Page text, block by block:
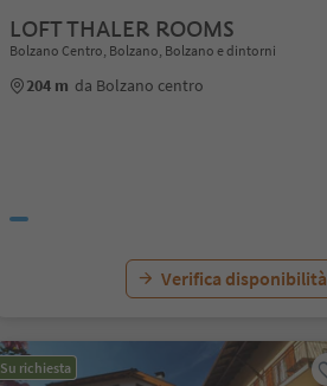
LOFT THALER ROOMS
Bolzano Centro, Bolzano, Bolzano e dintorni
204 m da Bolzano centro
Verifica disponibilità
Su richiesta